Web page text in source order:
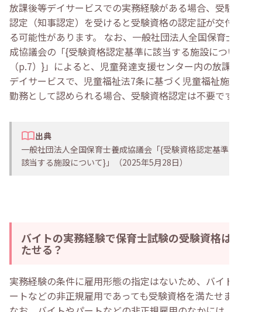
放課後等デイサービスでの実務経験がある場合、受験資格
認定（知事認定）を受けると受験資格の認定証が交付され
る可能性があります。 なお、一般社団法人全国保育士養
成協議会の「{受験資格認定基準に該当する施設について
（p.7）}」によると、児童発達支援センター内の放課後等
デイサービスで、児童福祉法7条に基づく児童福祉施設の
勤務として認められる場合、受験資格認定は不要です。
出典
一般社団法人全国保育士養成協議会「{受験資格認定基準に
該当する施設について}」（2025年5月28日）
バイトの実務経験で保育士試験の受験資格は満
たせる？
実務経験の条件に雇用形態の指定はないため、バイトやパ
ートなどの非正規雇用であっても受験資格を満たせます。